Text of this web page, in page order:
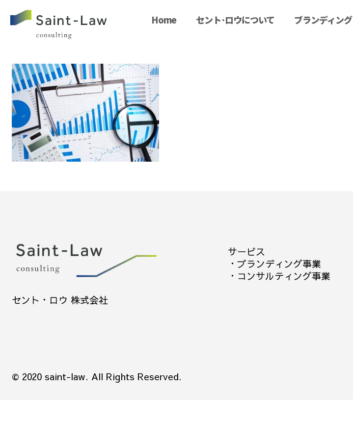
Home セント･ロウについて ブランディング
セント・ロウ 株式会社
サービス
・ ブランディング事業
・ コンサルティング事業
© 2020 saint-law. All Rights Reserved.